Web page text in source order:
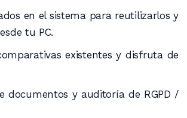
en el sistema para reutilizarlos y
tu PC.
existentes y disfruta de
documentos y auditoría de RGPD /